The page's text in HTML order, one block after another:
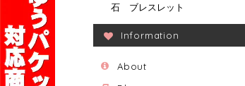
石 ブレスレット
Information
About